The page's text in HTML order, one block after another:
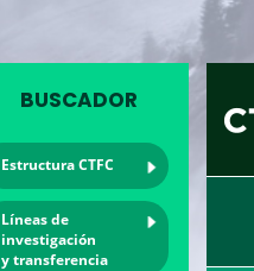
BUSCADOR
Estructura CTFC
Líneas de
investigación
y transferencia